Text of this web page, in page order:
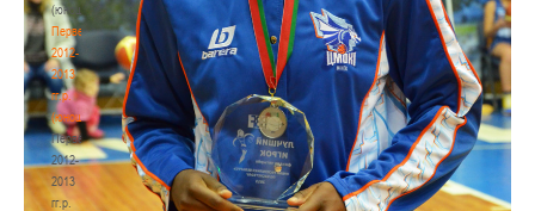
(юноши)
Первенство
2012-
2013
гг.р.
(юноши)
Первенство
2012-
2013
гг.р.